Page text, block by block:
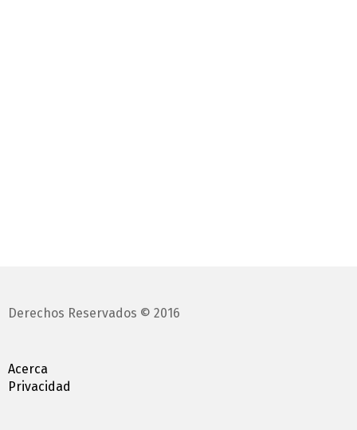
Derechos Reservados © 2016
Acerca
Privacidad